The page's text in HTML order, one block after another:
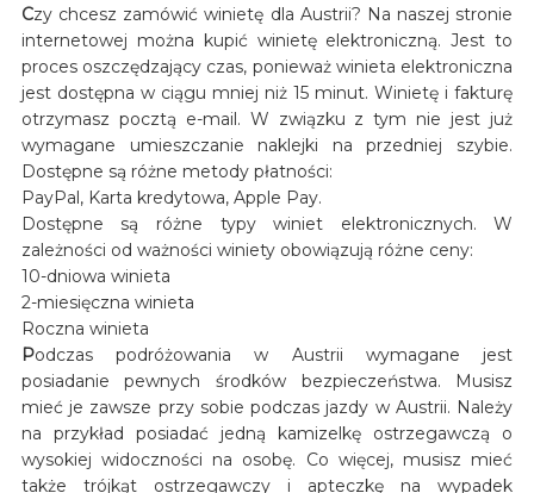
Czy chcesz zamówić winietę dla Austrii? Na naszej stronie
internetowej można kupić winietę elektroniczną. Jest to
proces oszczędzający czas, ponieważ winieta elektroniczna
jest dostępna w ciągu mniej niż 15 minut. Winietę i fakturę
otrzymasz pocztą e-mail. W związku z tym nie jest już
wymagane umieszczanie naklejki na przedniej szybie.
Dostępne są różne metody płatności:
PayPal, Karta kredytowa, Apple Pay.
Dostępne są różne typy winiet elektronicznych. W
zależności od ważności winiety obowiązują różne ceny:
10-dniowa winieta
2-miesięczna winieta
Roczna winieta
Podczas podróżowania w Austrii wymagane jest
posiadanie pewnych środków bezpieczeństwa. Musisz
mieć je zawsze przy sobie podczas jazdy w Austrii. Należy
na przykład posiadać jedną kamizelkę ostrzegawczą o
wysokiej widoczności na osobę. Co więcej, musisz mieć
także trójkąt ostrzegawczy i apteczkę na wypadek